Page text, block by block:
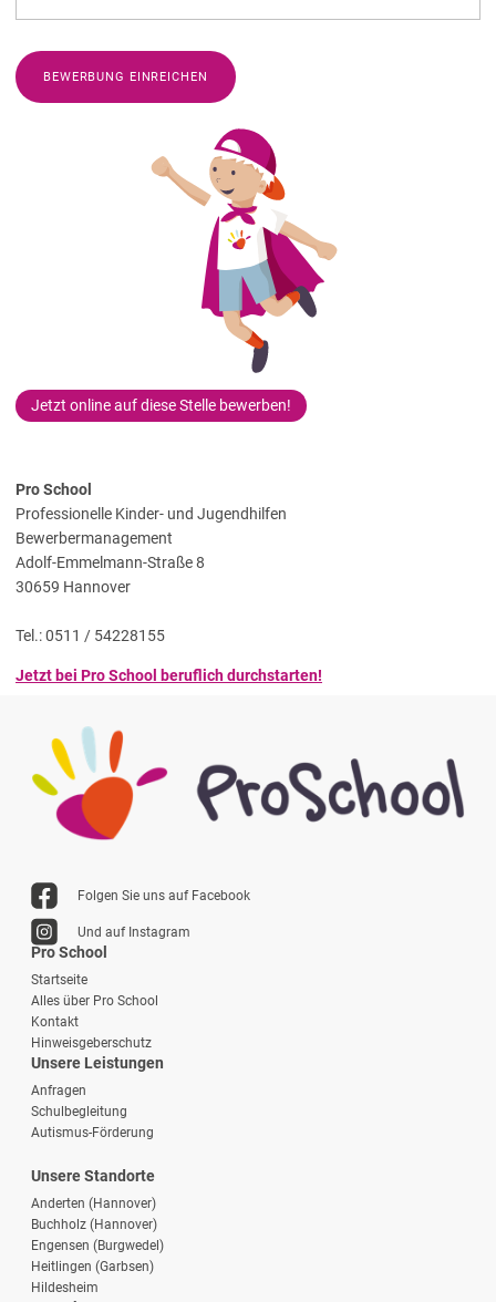
BEWERBUNG EINREICHEN
Jetzt online auf diese Stelle bewerben!
Pro School
Professionelle Kinder- und Jugendhilfen
Bewerbermanagement
Adolf-Emmelmann-Straße 8
30659 Hannover
Tel.: 0511 / 54228155
Jetzt bei Pro School beruflich durchstarten!
Folgen Sie uns auf Facebook
Und auf Instagram
Pro School
Startseite
Alles über Pro School
Kontakt
Hinweisgeberschutz
Unsere Leistungen
Anfragen
Schulbegleitung
Autismus-Förderung
Unsere Standorte
Anderten (Hannover)
Buchholz (Hannover)
Engensen (Burgwedel)
Heitlingen (Garbsen)
Hildesheim